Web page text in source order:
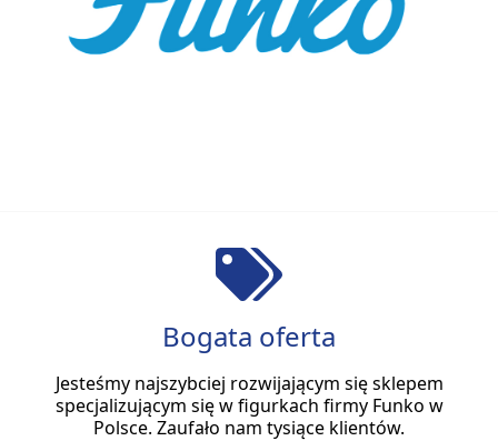
Bogata oferta
Jesteśmy najszybciej rozwijającym się sklepem
specjalizującym się w figurkach firmy Funko w
Polsce. Zaufało nam tysiące klientów.